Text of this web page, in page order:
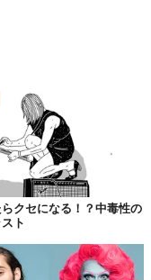
クセになる！？中毒性の
ト